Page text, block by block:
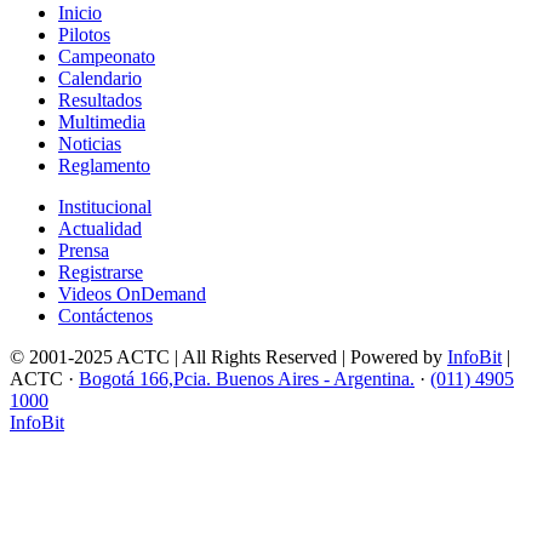
Inicio
Pilotos
Campeonato
Calendario
Resultados
Multimedia
Noticias
Reglamento
Institucional
Actualidad
Prensa
Registrarse
Videos OnDemand
Contáctenos
© 2001-2025 ACTC | All Rights Reserved | Powered by InfoBit |
ACTC · Bogotá 166,Pcia. Buenos Aires - Argentina. · (011) 4905
1000
InfoBit